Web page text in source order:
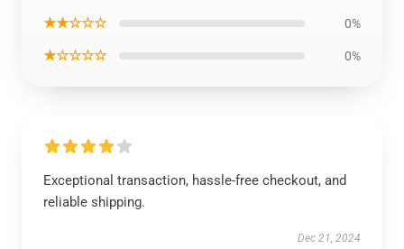
★★☆☆☆ 0%
★☆☆☆☆ 0%
Exceptional transaction, hassle-free checkout, and
reliable shipping.
Dec 21, 2024